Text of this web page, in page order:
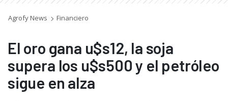
Agrofy News Financiero
El oro gana u$s12, la soja
supera los u$s500 y el petróleo
sigue en alza